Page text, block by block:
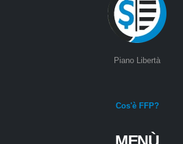
Piano Libertà
Cos'è FFP?